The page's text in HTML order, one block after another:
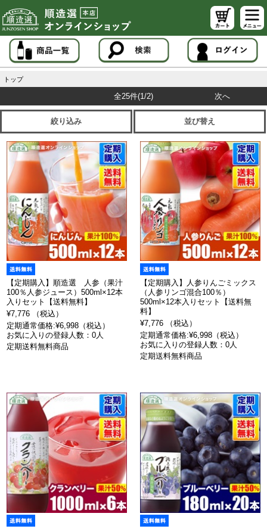
トップ
全25件(1/2) 次へ
絞り込み 並び替え
【定期購入】順造選 人参（果汁
100％人参ジュース）500ml×12本
入りセット【送料無料】
¥7,776 （税込）
定期通常価格:¥6,998（税込）
お気に入りの登録人数：0人
定期送料無料商品
【定期購入】人参りんごミックス
（人参リンゴ混合100％）
500ml×12本入りセット【送料無
料】
¥7,776 （税込）
定期通常価格:¥6,998（税込）
お気に入りの登録人数：0人
定期送料無料商品